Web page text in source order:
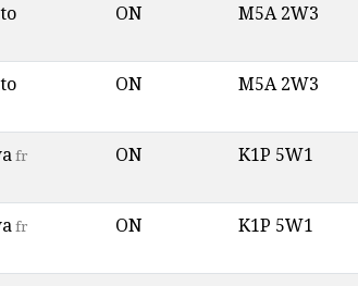
ON M5A 2W3
ON M5A 2W3
fr ON K1P 5W1
fr ON K1P 5W1